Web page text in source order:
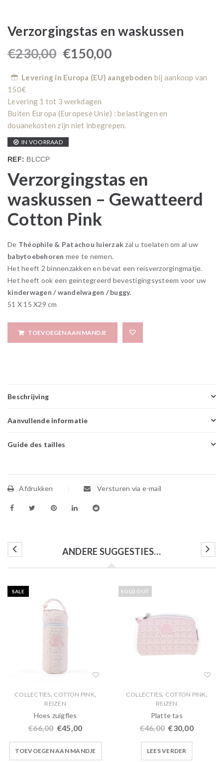
Verzorgingstas en waskussen
€230,00 €150,00
Levering in Europa (EU) aangeboden bij aankoop van
150€
Levering 1 tot 3 werkdagen
Buiten Europa (Europese Unie) : belastingen en
douanekosten zijn niet inbegrepen.
IN VOORRAAD
REF: BLCCP
Verzorgingstas en
waskussen – Gewatteerd
Cotton Pink
De Théophile & Patachou luierzakzal u toelaten om al uw
babytoebehoren mee te nemen.
Het heeft 2 binnenzakken en bevat een reisverzorgingmatje.
Het heeft ook een geïntegreerd bevestigingsysteem voor uw
kinderwagen / wandelwagen / buggy.
51 X 15 X29 cm
TOEVOEGEN AAN MANDJE
Beschrijving
Aanvullende informatie
Guide des tailles
Afdrukken Versturen via e-mail
ANDERE SUGGESTIES…
SALE
COLLECTIES, COTTON PINK,
REIZEN
Hoes zuigfles
€66,00 €45,00
TOEVOEGEN AAN MANDJE
SOLD OUT
COLLECTIES, COTTON PINK,
REIZEN
Platte tas
€46,00 €30,00
LEES VERDER